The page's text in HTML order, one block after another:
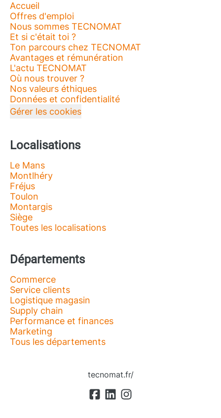
Accueil
Offres d'emploi
Nous sommes TECNOMAT
Et si c'était toi ?
Ton parcours chez TECNOMAT
Avantages et rémunération
L'actu TECNOMAT
Où nous trouver ?
Nos valeurs éthiques
Données et confidentialité
Gérer les cookies
Localisations
Le Mans
Montlhéry
Fréjus
Toulon
Montargis
Siège
Toutes les localisations
Départements
Commerce
Service clients
Logistique magasin
Supply chain
Performance et finances
Marketing
Tous les départements
tecnomat.fr/